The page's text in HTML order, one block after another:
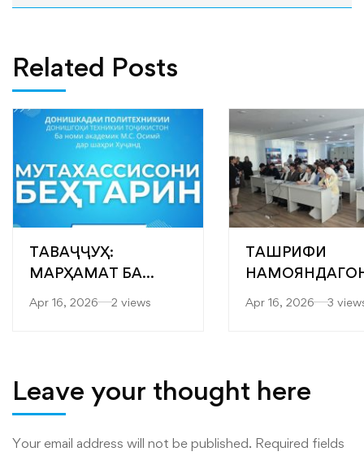
Related Posts
ТАВАҶҶУҲ:
МАРҲАМАТ БА
Apr 16, 2026 2 views
ТАШРИФИ
РАҚАМИИ
Apr 16, 2026 3
Leave your thought here
Your email address will not be published. Required fields